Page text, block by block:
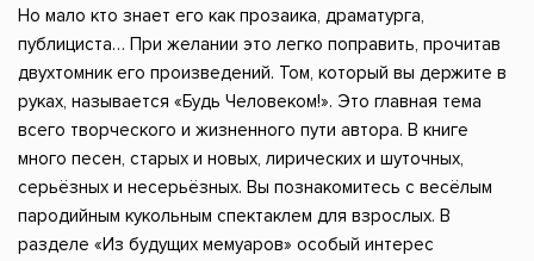
Но мало кто знает его как прозаика, драматурга,
публициста… При желании это легко поправить, прочитав
двухтомник его произведений. Том, который вы держите в
руках, называется «Будь Человеком!». Это главная тема
всего творческого и жизненного пути автора. В книге
много песен, старых и новых, лирических и шуточных,
серьёзных и несерьёзных. Вы познакомитесь с весёлым
пародийным кукольным спектаклем для взрослых. В
разделе «Из будущих мемуаров» особый интерес